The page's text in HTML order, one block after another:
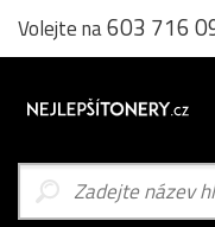
Volejte na603 716